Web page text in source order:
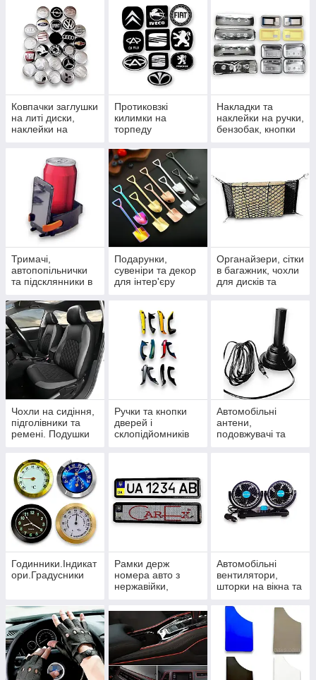
Ковпачки заглушки
на литі диски,
наклейки на
Протиковзкі
килимки на
торпеду
силіконові та в
рулонах
Накладки та
наклейки на ручки,
бензобак, кнопки
Тримачі,
автопопільнички
та підсклянники в
Подарунки,
сувеніри та декор
для інтер'єру
Органайзери, сітки
в багажник, чохли
для дисків та
Чохли на сидіння,
підголівники та
ремені. Подушки
Ручки та кнопки
дверей і
склопідйомників
Автомобільні
антени,
подовжувачі та
Годинники.Індикат
ори.Градусники
Рамки держ
номера авто з
нержавійки,
силіконові
Автомобільні
вентилятори,
шторки на вікна та